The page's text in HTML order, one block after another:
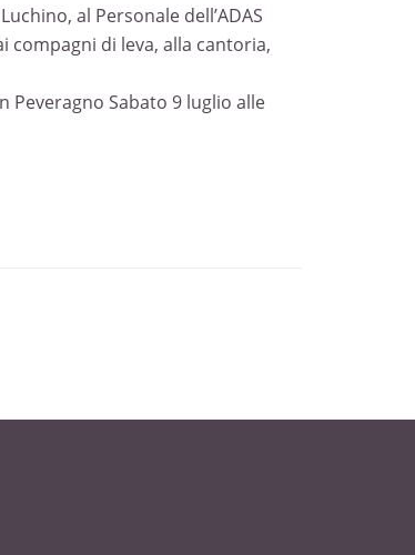
al Personale dell’ADAS
compagni di leva, alla cantoria,
Peveragno Sabato 9 luglio alle